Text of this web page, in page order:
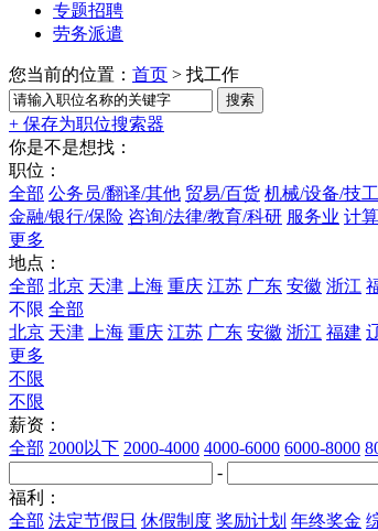
专题招聘
劳务派遣
您当前的位置： 首页 > 找工作
+ 保存为职位搜索器
你是不是想找：
职位：
全部 公务员/翻译/其他 贸易/百货 机械/设备/技工
金融/银行/保险 咨询/法律/教育/科研 服务业 计
更多
地点：
全部 北京 天津 上海 重庆 江苏 广东 安徽 浙江
不限 全部
北京 天津 上海 重庆 江苏 广东 安徽 浙江 福建
更多
不限
不限
薪资：
全部 2000以下 2000-4000 4000-6000 6000-8000
-
福利：
全部 法定节假日 休假制度 奖励计划 年终奖金